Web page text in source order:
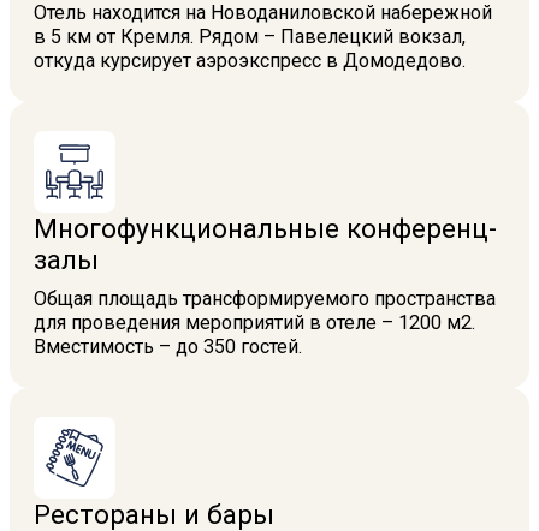
Отель находится на Новоданиловской набережной
в 5 км от Кремля. Рядом – Павелецкий вокзал,
откуда курсирует аэроэкспресс в Домодедово.
Многофункциональные конференц-
залы
Общая площадь трансформируемого пространства
для проведения мероприятий в отеле – 1200 м2.
Вместимость – до 350 гостей.
Рестораны и бары